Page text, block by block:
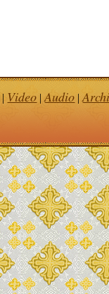
Video |Audio |